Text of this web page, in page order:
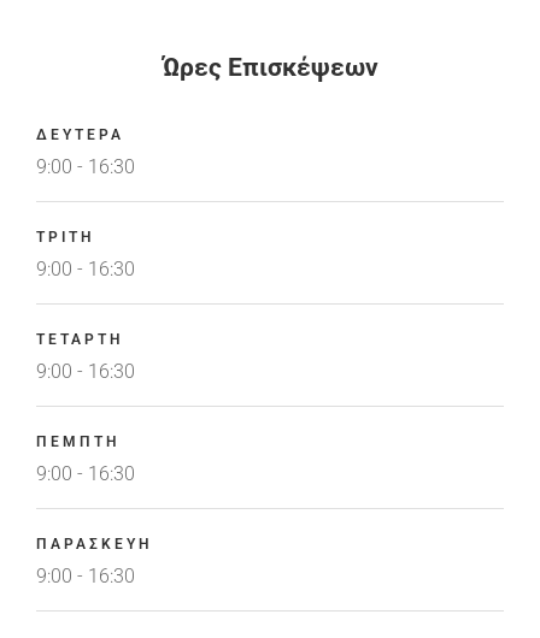
Ώρες Επισκέψεων
ΔΕΥΤΕΡΑ
9:00 - 16:30
ΤΡΙΤΗ
9:00 - 16:30
ΤΕΤΑΡΤΗ
9:00 - 16:30
ΠΕΜΠΤΗ
9:00 - 16:30
ΠΑΡΑΣΚΕΥΗ
9:00 - 16:30